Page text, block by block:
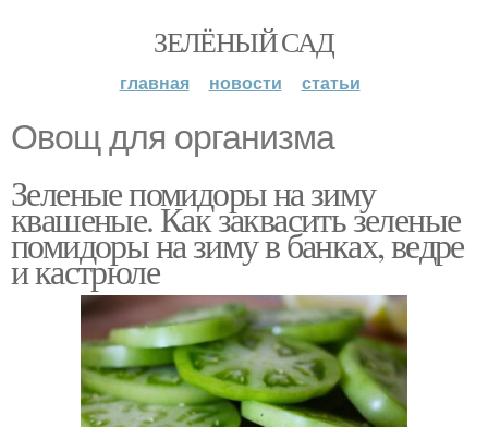
ЗЕЛЁНЫЙ САД
главная новости статьи
Овощ для организма
Зеленые помидоры на зиму
квашеные. Как заквасить зеленые
помидоры на зиму в банках, ведре
и кастрюле